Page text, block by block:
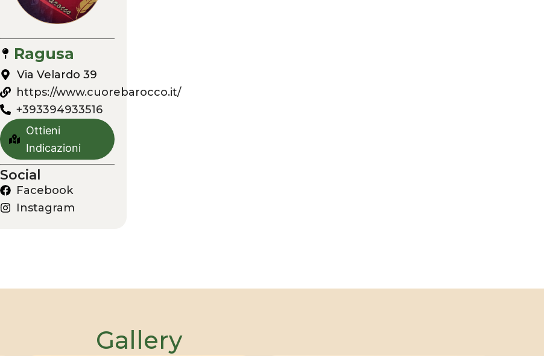
Ragusa
Via Velardo 39
https://www.cuorebarocco.it/
+393394933516
Ottieni
Indicazioni
Social
Facebook
Instagram
Gallery